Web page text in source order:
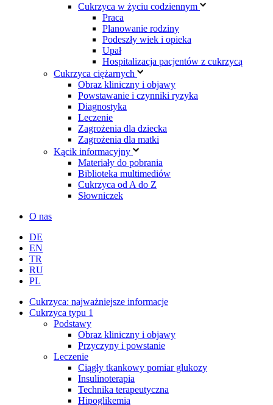
Cukrzyca w życiu codziennym
Praca
Planowanie rodziny
Podeszły wiek i opieka
Upał
Hospitalizacja pacjentów z cukrzycą
Cukrzyca ciężarnych
Obraz kliniczny i objawy
Powstawanie i czynniki ryzyka
Diagnostyka
Leczenie
Zagrożenia dla dziecka
Zagrożenia dla matki
Kącik informacyjny
Materiały do pobrania
Biblioteka multimediów
Cukrzyca od A do Z
Słowniczek
O nas
DE
EN
TR
RU
PL
Cukrzyca: najważniejsze informacje
Cukrzyca typu 1
Podstawy
Obraz kliniczny i objawy
Przyczyny i powstanie
Leczenie
Ciągły tkankowy pomiar glukozy
Insulinoterapia
Technika terapeutyczna
Hipoglikemia